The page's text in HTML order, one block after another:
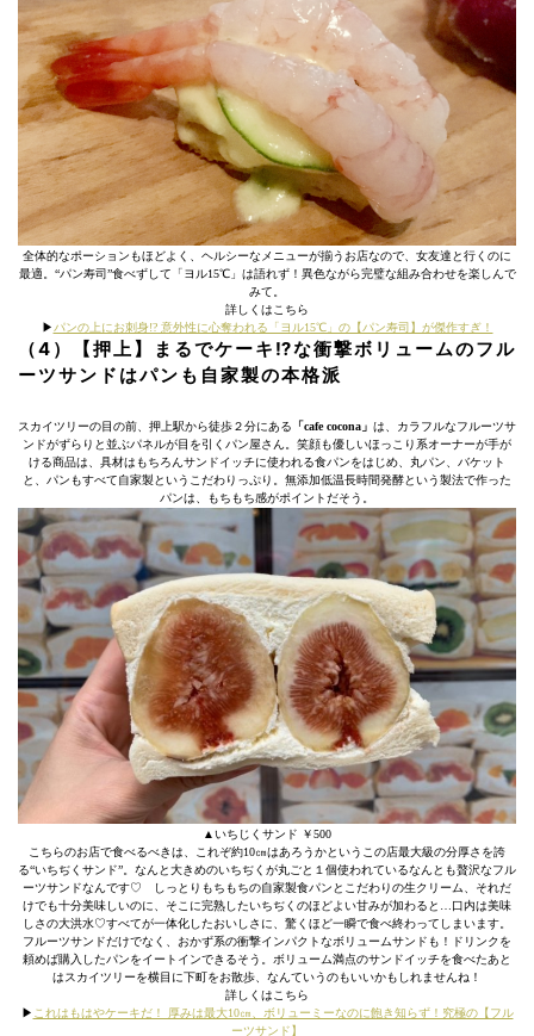
全体的なポーションもほどよく、ヘルシーなメニューが揃うお店なので、女友達と行くのに
最適。“パン寿司”食べずして「ヨル15℃」は語れず！異色ながら完璧な組み合わせを楽しんで
みて。
詳しくはこちら
▶︎ パンの上にお刺身!? 意外性に心奪われる「ヨル15℃」の【パン寿司】が傑作すぎ！
（4）【押上】まるでケーキ⁉︎な衝撃ボリュームのフル
ーツサンドはパンも自家製の本格派
スカイツリーの目の前、押上駅から徒歩２分にある 「cafe cocona」 は、カラフルなフルーツサ
ンドがずらりと並ぶパネルが目を引くパン屋さん。笑顔も優しいほっこり系オーナーが手が
ける商品は、具材はもちろんサンドイッチに使われる食パンをはじめ、丸パン、バケット
と、パンもすべて自家製というこだわりっぷり。無添加低温長時間発酵という製法で作った
パンは、もちもち感がポイントだそう。
▲いちじくサンド ￥500
こちらのお店で食べるべきは、これぞ約10㎝はあろうかというこの店最大級の分厚さを誇
る“いちぢくサンド”。なんと大きめのいちぢくが丸ごと１個使われているなんとも贅沢なフル
ーツサンドなんです♡ しっとりもちもちの自家製食パンとこだわりの生クリーム、それだ
けでも十分美味しいのに、そこに完熟したいちぢくのほどよい甘みが加わると…口内は美味
しさの大洪水♡すべてが一体化したおいしさに、驚くほど一瞬で食べ終わってしまいます。
フルーツサンドだけでなく、おかず系の衝撃インパクトなボリュームサンドも！ドリンクを
頼めば購入したパンをイートインできるそう。ボリューム満点のサンドイッチを食べたあと
はスカイツリーを横目に下町をお散歩、なんていうのもいいかもしれませんね！
詳しくはこちら
▶︎ これはもはやケーキだ！ 厚みは最大10㎝、ボリューミーなのに飽き知らず！究極の【フル
ーツサンド】